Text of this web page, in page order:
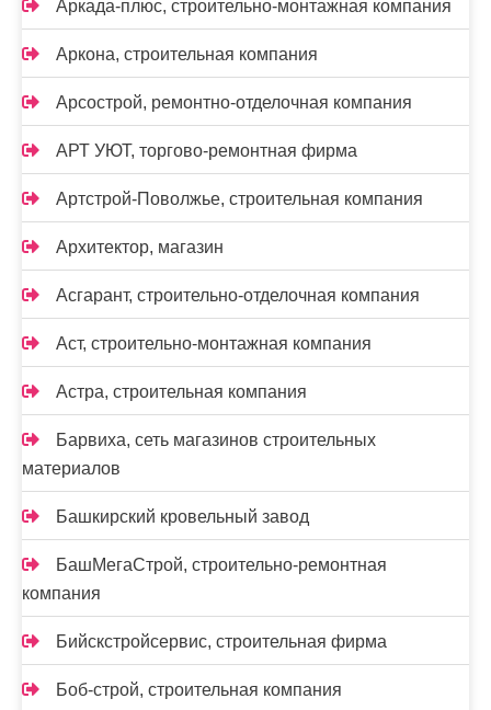
Аркада-плюс, строительно-монтажная компания
Аркона, строительная компания
Арсострой, ремонтно-отделочная компания
АРТ УЮТ, торгово-ремонтная фирма
Артстрой-Поволжье, строительная компания
Архитектор, магазин
Асгарант, строительно-отделочная компания
Аст, строительно-монтажная компания
Астра, строительная компания
Барвиха, сеть магазинов строительных
материалов
Башкирский кровельный завод
БашМегаСтрой, строительно-ремонтная
компания
Бийскстройсервис, строительная фирма
Боб-строй, строительная компания